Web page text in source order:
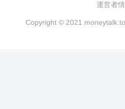
運営者
Copyright © 2021